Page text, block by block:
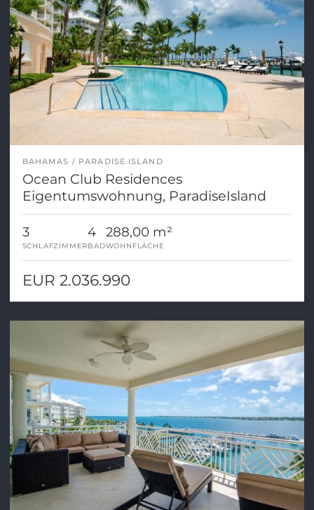
BAHAMAS PARADISE ISLAND
Ocean Club Residences
Eigentumswohnung, ParadiseIsland
3
SCHLAFZIMMER
4
BAD
288,00 m²
WOHNFLÄCHE
EUR 2.036.990